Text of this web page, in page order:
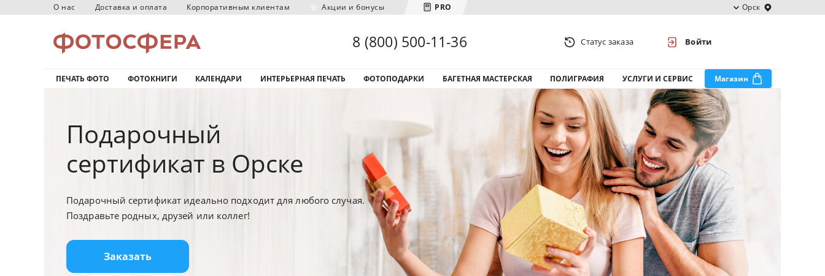
О нас Доставка и оплата Корпоративным клиентам Акции и бонусы PRO Орск
Загрузка городов...
8 (800) 500-11-36 Статус заказа Войти
ПЕЧАТЬ ФОТО ФОТОКНИГИ КАЛЕНДАРИ ИНТЕРЬЕРНАЯ ПЕЧАТЬ ФОТОПОДАРКИ БАГЕТНАЯ МАСТЕРСКАЯ ПОЛИГРАФИЯ УСЛУГИ И СЕРВИС Магазин
Подарочный
сертификат в Орске
Подарочный сертификат идеально подходит для любого случая.
Поздравьте родных, друзей или коллег!
Заказать